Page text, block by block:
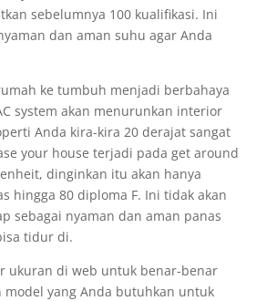
sebelumnya 100 kualifikasi. Ini
dan aman suhu agar Anda
ke tumbuh menjadi berbahaya
system akan menurunkan interior
Anda kira-kira 20 derajat sangat
your house terjadi pada get around
dinginkan itu akan hanya
hingga 80 diploma F. Ini tidak akan
sebagai nyaman dan aman panas
tidur di.
ukuran di web untuk benar-benar
yang Anda butuhkan untuk